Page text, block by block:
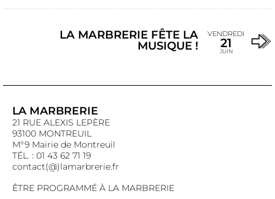
LA MARBRERIE FÊTE LA
MUSIQUE !
VENDREDI
21
JUIN
LA MARBRERIE
21 RUE ALEXIS LEPÈRE
93100 MONTREUIL
M°9 Mairie de Montreuil
TÉL. : 01 43 62 71 19
contact(@)lamarbrerie.fr
ÊTRE PROGRAMMÉ À LA MARBRERIE